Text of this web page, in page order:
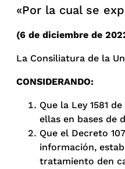
«Por la cual se
(6 de diciembre de
La Consiliatura de la
CONSIDERANDO:
Que la Ley 1581
ellas en bases de
Que el Decreto
información,
tratamiento den